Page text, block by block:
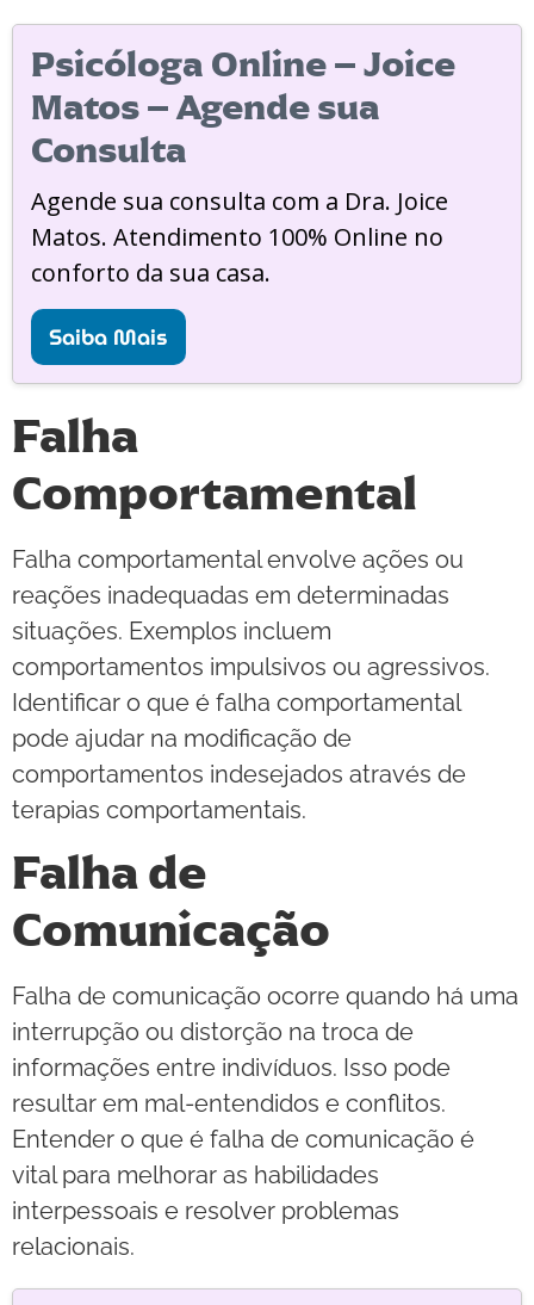
Psicóloga Online – Joice
Matos – Agende sua
Consulta
Agende sua consulta com a Dra. Joice
Matos. Atendimento 100% Online no
conforto da sua casa.
Saiba Mais
Falha
Comportamental
Falha comportamental envolve ações ou
reações inadequadas em determinadas
situações. Exemplos incluem
comportamentos impulsivos ou agressivos.
Identificar o que é falha comportamental
pode ajudar na modificação de
comportamentos indesejados através de
terapias comportamentais.
Falha de
Comunicação
Falha de comunicação ocorre quando há uma
interrupção ou distorção na troca de
informações entre indivíduos. Isso pode
resultar em mal-entendidos e conflitos.
Entender o que é falha de comunicação é
vital para melhorar as habilidades
interpessoais e resolver problemas
relacionais.